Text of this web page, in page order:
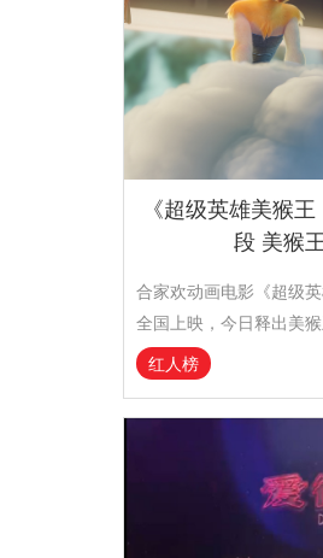
《超级英雄美猴
段 美猴
合家欢动画电影《超级
全国上映，今日释出美猴
红人榜